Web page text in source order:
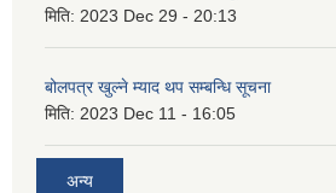
मिति: 2023 Dec 29 - 20:13
बोलपत्र खुल्ने म्याद थप सम्बन्धि सूचना
मिति: 2023 Dec 11 - 16:05
अन्य